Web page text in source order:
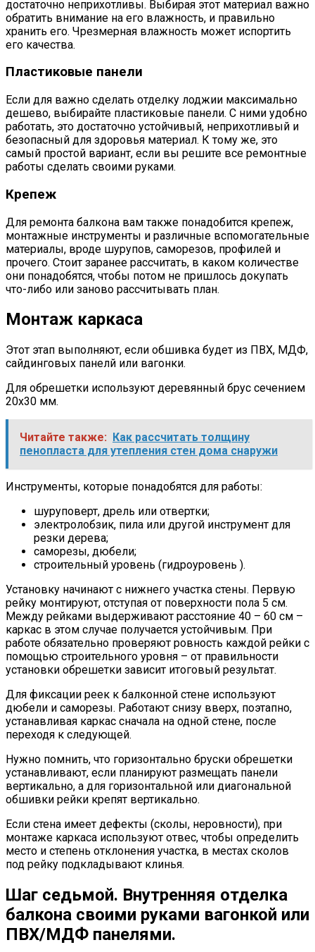
достаточно неприхотливы. Выбирая этот материал важно
обратить внимание на его влажность, и правильно
хранить его. Чрезмерная влажность может испортить
его качества.
Пластиковые панели
Если для важно сделать отделку лоджии максимально
дешево, выбирайте пластиковые панели. С ними удобно
работать, это достаточно устойчивый, неприхотливый и
безопасный для здоровья материал. К тому же, это
самый простой вариант, если вы решите все ремонтные
работы сделать своими руками.
Крепеж
Для ремонта балкона вам также понадобится крепеж,
монтажные инструменты и различные вспомогательные
материалы, вроде шурупов, саморезов, профилей и
прочего. Стоит заранее рассчитать, в каком количестве
они понадобятся, чтобы потом не пришлось докупать
что-либо или заново рассчитывать план.
Монтаж каркаса
Этот этап выполняют, если обшивка будет из ПВХ, МДФ,
сайдинговых панелй или вагонки.
Для обрешетки используют деревянный брус сечением
20х30 мм.
Читайте также:
Как рассчитать толщину
пенопласта для утепления стен дома снаружи
Инструменты, которые понадобятся для работы:
шуруповерт, дрель или отвертки;
электролобзик, пила или другой инструмент для
резки дерева;
саморезы, дюбели;
строительный уровень (гидроуровень ).
Установку начинают с нижнего участка стены. Первую
рейку монтируют, отступая от поверхности пола 5 см.
Между рейками выдерживают расстояние 40 – 60 см –
каркас в этом случае получается устойчивым. При
работе обязательно проверяют ровность каждой рейки с
помощью строительного уровня – от правильности
установки обрешетки зависит итоговый результат.
Для фиксации реек к балконной стене используют
дюбели и саморезы. Работают снизу вверх, поэтапно,
устанавливая каркас сначала на одной стене, после
переходя к следующей.
Нужно помнить, что горизонтально бруски обрешетки
устанавливают, если планируют размещать панели
вертикально, а для горизонтальной или диагональной
обшивки рейки крепят вертикально.
Если стена имеет дефекты (сколы, неровности), при
монтаже каркаса используют отвес, чтобы определить
место и степень отклонения участка, в местах сколов
под рейку подкладывают клинья.
Шаг седьмой. Внутренняя отделка
балкона своими руками вагонкой или
ПВХ/МДФ панелями.